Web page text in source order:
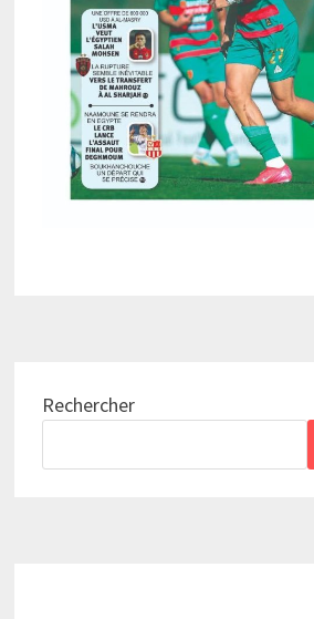
Rechercher